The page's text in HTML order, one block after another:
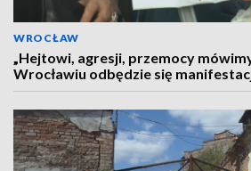
WROCŁAW
„Hejtowi, agresji, przemocy mówimy
Wrocławiu odbędzie się